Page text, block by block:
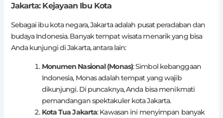
Jakarta: Kejayaan Ibu Kota
Sebagai ibu kota negara, Jakarta adalah pusat peradaban dan
budaya Indonesia. Banyak tempat wisata menarik yang bisa
Anda kunjungi di Jakarta, antara lain:
Monumen Nasional (Monas): Simbol kebanggaan
Indonesia, Monas adalah tempat yang wajib
dikunjungi. Di puncaknya, Anda bisa menikmati
pemandangan spektakuler kota Jakarta.
Kota Tua Jakarta: Kawasan ini menyimpan banyak